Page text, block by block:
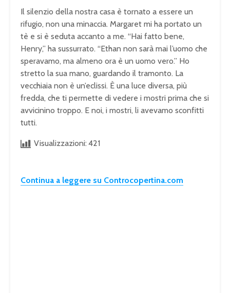
Il silenzio della nostra casa è tornato a essere un
rifugio, non una minaccia. Margaret mi ha portato un
tè e si è seduta accanto a me. “Hai fatto bene,
Henry,” ha sussurrato. “Ethan non sarà mai l’uomo che
speravamo, ma almeno ora è un uomo vero.” Ho
stretto la sua mano, guardando il tramonto. La
vecchiaia non è un’eclissi. È una luce diversa, più
fredda, che ti permette di vedere i mostri prima che si
avvicinino troppo. E noi, i mostri, li avevamo sconfitti
tutti.
Visualizzazioni: 421
Continua a leggere su Controcopertina.com